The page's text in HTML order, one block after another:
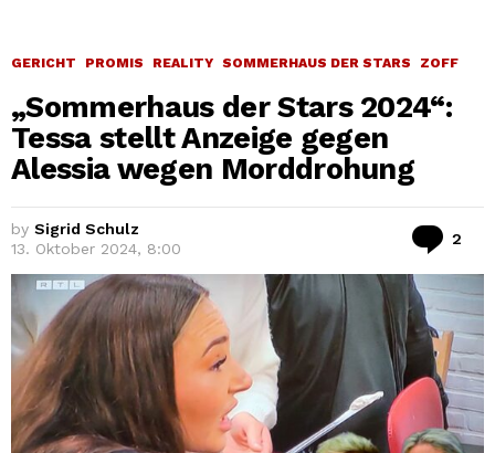
GERICHT PROMIS REALITY SOMMERHAUS DER STARS ZOFF
„Sommerhaus der Stars 2024“:
Tessa stellt Anzeige gegen
Alessia wegen Morddrohung
by Sigrid Schulz
13. Oktober 2024, 8:00
2